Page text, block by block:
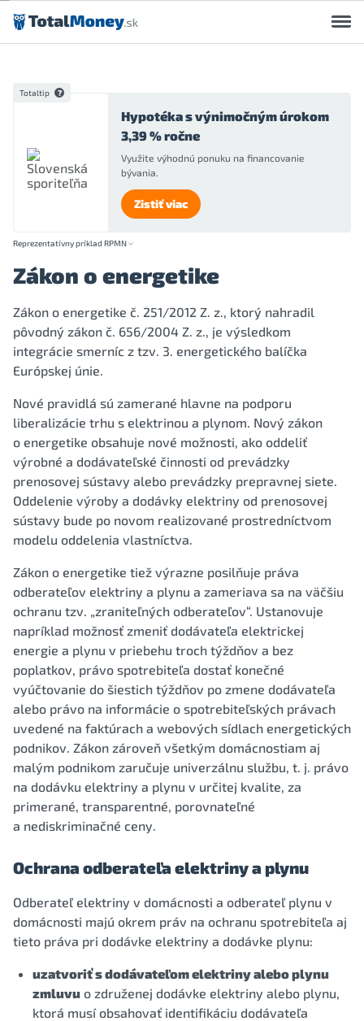
Preskočiť na obsah
Totaltip
Hypotéka s výnimočným úrokom
3,39 % ročne
Využite výhodnú ponuku na financovanie
bývania.
Zistiť viac
Reprezentatívny príklad RPMN
Zákon o energetike
Zákon o energetike č. 251/2012 Z. z., ktorý nahradil
pôvodný zákon č. 656/2004 Z. z., je výsledkom
integrácie smerníc z tzv. 3. energetického balíčka
Európskej únie.
Nové pravidlá sú zamerané hlavne na podporu
liberalizácie trhu s elektrinou a plynom. Nový zákon
o energetike obsahuje nové možnosti, ako oddeliť
výrobné a dodávateľské činnosti od prevádzky
prenosovej sústavy alebo prevádzky prepravnej siete.
Oddelenie výroby a dodávky elektriny od prenosovej
sústavy bude po novom realizované prostredníctvom
modelu oddelenia vlastníctva.
Zákon o energetike tiež výrazne posilňuje práva
odberateľov elektriny a plynu a zameriava sa na väčšiu
ochranu tzv. „zraniteľných odberateľov“. Ustanovuje
napríklad možnosť zmeniť dodávateľa elektrickej
energie a plynu v priebehu troch týždňov a bez
poplatkov, právo spotrebiteľa dostať konečné
vyúčtovanie do šiestich týždňov po zmene dodávateľa
alebo právo na informácie o spotrebiteľských právach
uvedené na faktúrach a webových sídlach energetických
podnikov. Zákon zároveň všetkým domácnostiam aj
malým podnikom zaručuje univerzálnu službu, t. j. právo
na dodávku elektriny a plynu v určitej kvalite, za
primerané, transparentné, porovnateľné
a nediskriminačné ceny.
Ochrana odberateľa elektriny a plynu
Odberateľ elektriny v domácnosti a odberateľ plynu v
domácnosti majú okrem práv na ochranu spotrebiteľa aj
tieto práva pri dodávke elektriny a dodávke plynu:
uzatvoriť s dodávateľom elektriny alebo plynu
zmluvu o združenej dodávke elektriny alebo plynu,
ktorá musí obsahovať identifikáciu dodávateľa